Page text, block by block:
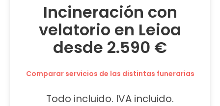
Incineración con
velatorio en Leioa
desde 2.590 €
Comparar servicios de las distintas funerarias
Todo incluido. IVA incluido.